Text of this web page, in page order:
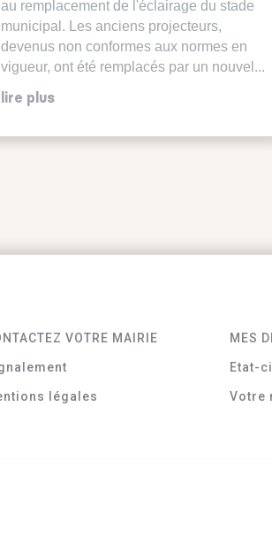
au remplacement de l'éclairage du stade
municipal. Les anciens projecteurs,
devenus non conformes aux normes en
vigueur, ont été remplacés par un nouvel...
lire plus
VOTRE MAIRIE
légales
MES
Etat-
Votre